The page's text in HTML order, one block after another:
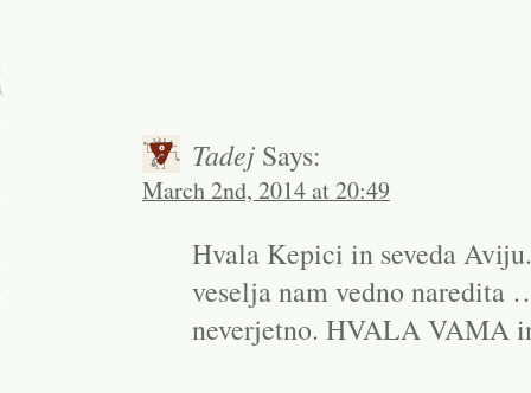
Tadej Says:
March 2nd, 2014 at 20:49
Hvala Kepici in seveda
veselja nam vedno naredita
neverjetno. HVALA VAMA